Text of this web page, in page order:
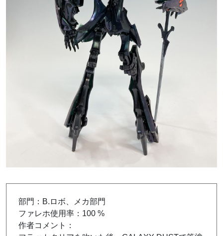
部門：B.ロボ、メカ部門
ファレホ使用率：100 %
作者コメント：